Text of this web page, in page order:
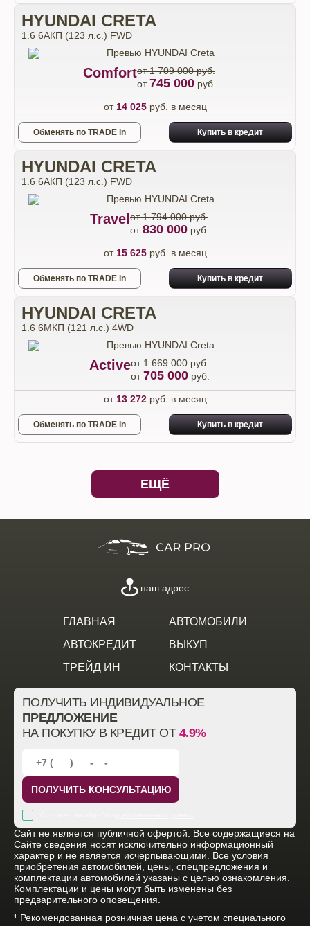
HYUNDAI CRETA
1.6 6AКП (123 л.с.) FWD
Comfortот 1 709 000 руб.
от745 000 руб.
от 14 025руб. в месяц
Обменять по TRADE in Купить в кредит
HYUNDAI CRETA
1.6 6AКП (123 л.с.) FWD
Travel от 1 794 000 руб.
от830 000 руб.
от 15 625руб. в месяц
Обменять по TRADE in Купить в кредит
HYUNDAI CRETA
1.6 6МКП (121 л.с.) 4WD
Activeот 1 669 000 руб.
от705 000 руб.
от 13 272руб. в месяц
Обменять по TRADE in Купить в кредит
ЕЩЁ
ГЛАВНАЯ
АВТОМОБИЛИ
АВТОКРЕДИТ
ВЫКУП
ТРЕЙД ИН
КОНТАКТЫ
наш адрес:
ПОЛУЧИТЬ ИНДИВИДУАЛЬНОЕ
ПРЕДЛОЖЕНИЕ
НА ПОКУПКУ В КРЕДИТ ОТ 4.9%
ПОЛУЧИТЬ КОНСУЛЬТАЦИЮ
Cайт не является публичной офертой. Все содержащиеся на
Сайте сведения носят исключительно информационный
характер и не является исчерпывающими. Все условия
приобретения автомобилей, цены, спецпредложения и
комплектации автомобилей указаны с целью ознакомления.
Комплектации и цены могут быть изменены без
предварительного оповещения.
¹ Рекомендованная розничная цена с учетом специального